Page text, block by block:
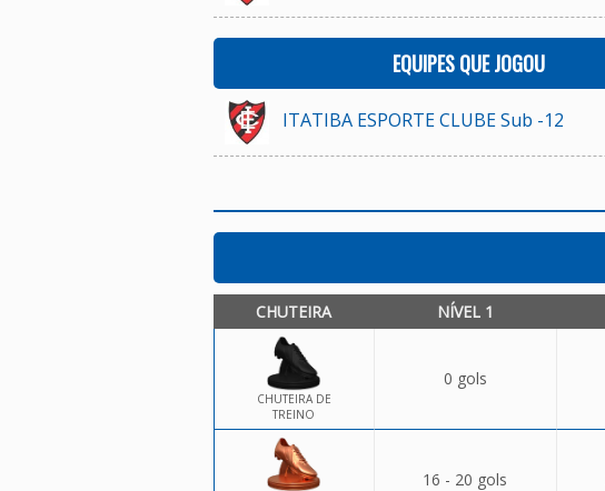
EQUIPES QUE JOGOU
ITATIBA ESPORTE CLUBE Sub -12
CHUTEIRA NÍVEL 1
CHUTEIRA DE
TREINO
0 gols
16 - 20 gols